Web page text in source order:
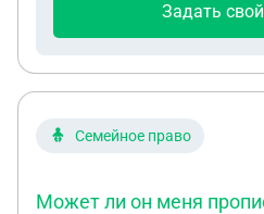
Задать
Семейное право
Может ли он меня